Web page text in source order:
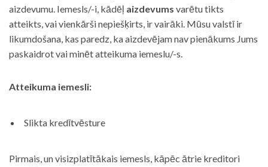
aizdevumu. Iemesls/-i, kādēļ aizdevums varētu tikts
atteikts, vai vienkārši nepiešķirts, ir vairāki. Mūsu valstī ir
likumdošana, kas paredz, ka aizdevējam nav pienākums Jums
paskaidrot vai minēt atteikuma iemeslu/-s.
Atteikuma iemesli:
Slikta kredītvēsture
Pirmais, un visizplatītākais iemesls, kāpēc ātrie kreditori